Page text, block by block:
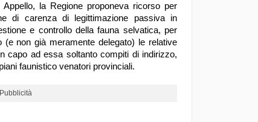
la Regione proponeva ricorso per
di carenza di legittimazione passiva in
e controllo della fauna selvatica, per
(e non già meramente delegato) le relative
capo ad essa soltanto compiti di indirizzo,
faunistico venatori provinciali.
Pubblicità